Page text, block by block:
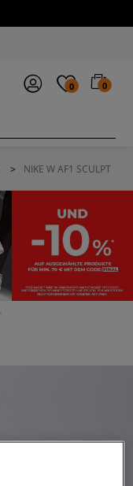
0 0
> NIKE W AF1 SCULPT